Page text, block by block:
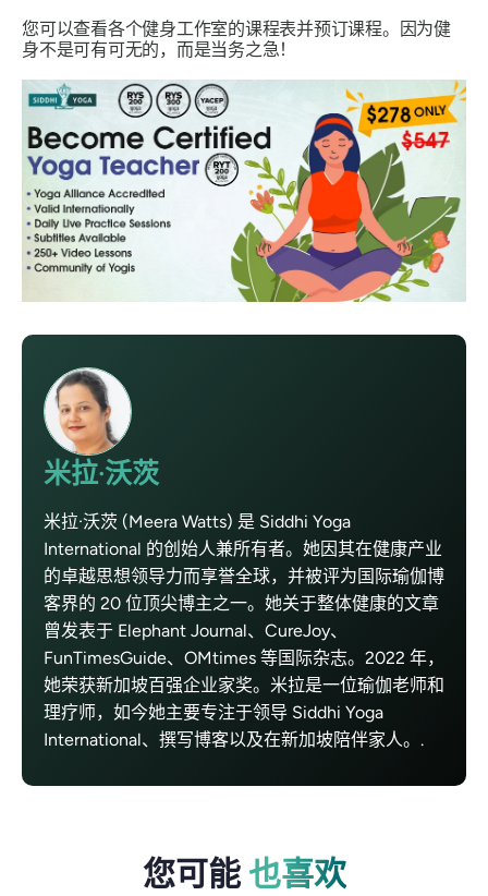
您可以查看各个健身工作室的课程表并预订课程。因为健
身不是可有可无的，而是当务之急！
米拉·沃茨
米拉·沃茨 (Meera Watts) 是 Siddhi Yoga
International 的创始人兼所有者。她因其在健康产业
的卓越思想领导力而享誉全球，并被评为国际瑜伽博
客界的 20 位顶尖博主之一。她关于整体健康的文章
曾发表于 Elephant Journal、CureJoy、
FunTimesGuide、OMtimes 等国际杂志。2022 年，
她荣获新加坡百强企业家奖。米拉是一位瑜伽老师和
理疗师，如今她主要专注于领导 Siddhi Yoga
International、撰写博客以及在新加坡陪伴家人。.
您可能 也喜欢